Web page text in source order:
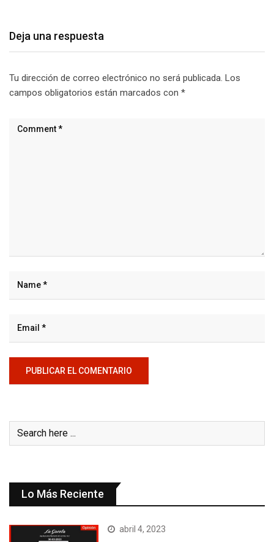
Deja una respuesta
Tu dirección de correo electrónico no será publicada. Los
campos obligatorios están marcados con *
Lo Más Reciente
abril 4, 2023